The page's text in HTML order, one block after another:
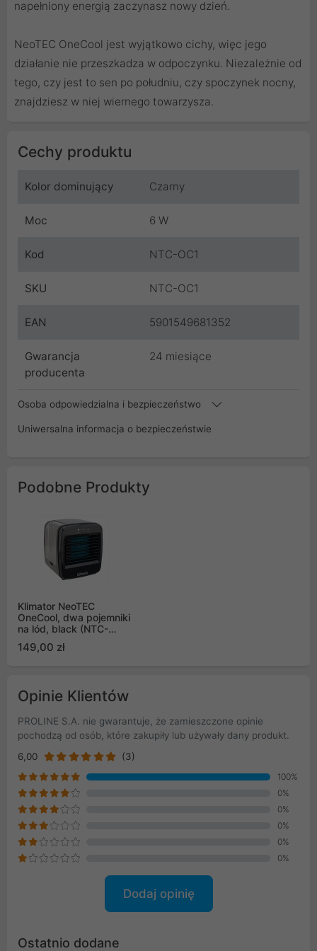
napełniony energią zaczynasz nowy dzień.
NeoTEC OneCool jest wyjątkowo cichy, więc jego
działanie nie przeszkadza w odpoczynku. Niezależnie od
tego, czy jest to sen po południu, czy spoczynek nocny,
znajdziesz w niej wiernego towarzysza.
Cechy produktu
Kolor dominujący Czarny
Moc 6 W
Kod NTC-OC1
SKU NTC-OC1
EAN 5901549681352
Gwarancja
producenta
24 miesiące
Osoba odpowiedzialna i bezpieczeństwo
Uniwersalna informacja o bezpieczeństwie
Podobne Produkty
Klimator NeoTEC
OneCool, dwa pojemniki
na lód, black (NTC-
149,00 zł
Opinie Klientów
PROLINE S.A. nie gwarantuje, że zamieszczone opinie
pochodzą od osób, które zakupiły lub używały dany produkt.
6,00
(3)
100%
0%
0%
0%
0%
0%
Dodaj opinię
Ostatnio dodane